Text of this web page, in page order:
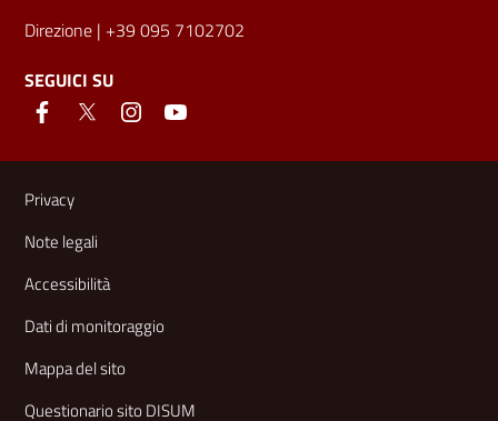
Direzione | +39 095 7102702
SEGUICI SU
Link e informazioni utili
Privacy
Note legali
Accessibilità
Dati di monitoraggio
Mappa del sito
Questionario sito DISUM